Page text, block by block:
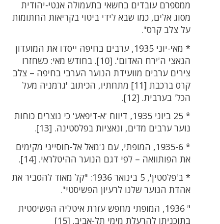
ממספרם עובדים בחשאי בתעמולה אנטי-יהודית
מסוג אלים, כמו שבא לידי ביטוי בקריאות החתומות
על צלב קרס".
* מאי-יוני 1935, ערבים בחיפה ייסדו את המועדון
הנאצי ה'ירח האדום'. [10]. בחודש מאי: כשחזרו
צירים ערבים מוועידת הנוער הערבי בחיפה – צלב
קרס ברכבת [11] מתחתיו, הכיתוב 'גרמניה מעל
הכל' בערבית. [12].
* 25 ביוני 1935, דיווח 'א-דיפאע' כי נוצרים כוחות
נוער ערבים מדים, ונאציות בפלסטינה. [13].
* 1935-6, המופתי, עם ג'מאל אל-חוסייני מקימים
את הפותוואה – לפי דגם הנוער ההיטלראי. [14].
* ב'פלסטין', 5 בינואר 1936: "קל מאוד להסביר את
אהדת הנוער שלנו לרעיון הפשיסטי".
" 1936, המופתי מחפש עזרת איטליה הפשיסטית
בתוכניתו להרעלת מימי תל-אביב. [15]